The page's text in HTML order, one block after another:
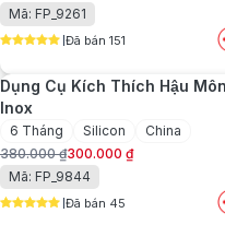
gốc
là:
1.050.000 ₫.
hiện
tại
là:
780.000 ₫.
Mã: FP_9261
Đã bán 151
Dụng Cụ Kích Thích Hậu Môn
Inox
6 Tháng Silicon
China
380.000₫
Giá
gốc
là:
300.000 ₫
Giá
hiện
tại
Mã: FP_9844
Đã bán 45